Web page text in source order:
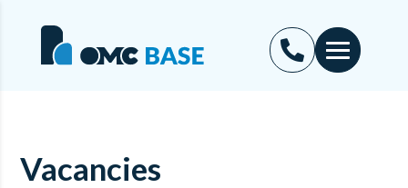
Vacancies